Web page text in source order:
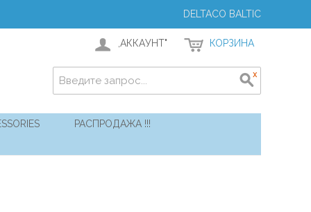
DELTACO BALTIC
,АККАУНТ" КОРЗИНА
РАСПРОДАЖА !!!